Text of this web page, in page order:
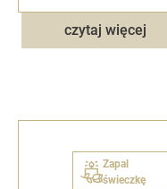
czytaj więcej
Zapal
świeczkę